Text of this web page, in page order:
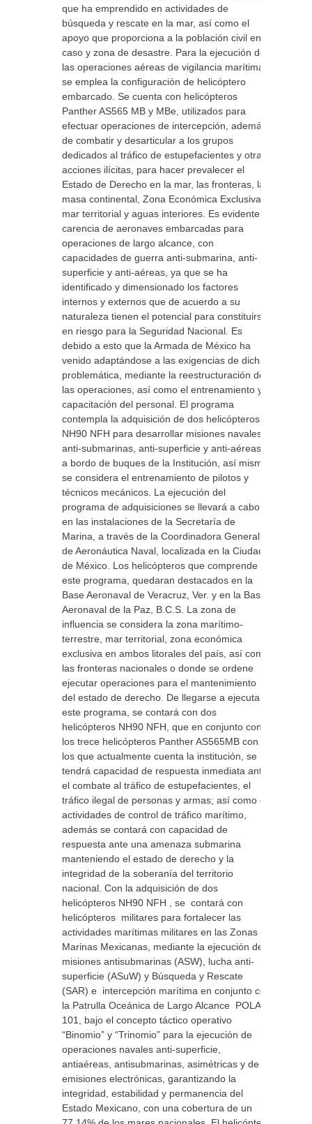
que ha emprendido en actividades de
búsqueda y rescate en la mar, así como el
apoyo que proporciona a la población civil en
caso y zona de desastre. Para la ejecución de
las operaciones aéreas de vigilancia marítima
se emplea la configuración de helicóptero
embarcado. Se cuenta con helicópteros
Panther AS565 MB y MBe, utilizados para
efectuar operaciones de intercepción, además
de combatir y desarticular a los grupos
dedicados al tráfico de estupefacientes y otras
acciones ilícitas, para hacer prevalecer el
Estado de Derecho en la mar, las fronteras, la
masa continental, Zona Económica Exclusiva,
mar territorial y aguas interiores. Es evidente la
carencia de aeronaves embarcadas para
operaciones de largo alcance, con
capacidades de guerra anti-submarina, anti-
superficie y anti-aéreas, ya que se ha
identificado y dimensionado los factores
internos y externos que de acuerdo a su
naturaleza tienen el potencial para constituirse
en riesgo para la Seguridad Nacional. Es
debido a esto que la Armada de México ha
venido adaptándose a las exigencias de dicha
problemática, mediante la reestructuración de
las operaciones, así como el entrenamiento y
capacitación del personal. El programa
contempla la adquisición de dos helicópteros
NH90 NFH para desarrollar misiones navales
anti-submarinas, anti-superficie y anti-aéreas,
a bordo de buques de la Institución, así mismo,
se considera el entrenamiento de pilotos y
técnicos mecánicos. La ejecución del
programa de adquisiciones se llevará a cabo
en las instalaciones de la Secretaría de
Marina, a través de la Coordinadora General
de Aeronáutica Naval, localizada en la Ciudad
de México. Los helicópteros que comprende
este programa, quedaran destacados en la
Base Aeronaval de Veracruz, Ver. y en la Base
Aeronaval de la Paz, B.C.S. La zona de
influencia se considera la zona marítimo-
terrestre, mar territorial, zona económica
exclusiva en ambos litorales del país, así como
las fronteras nacionales o donde se ordene
ejecutar operaciones para el mantenimiento
del estado de derecho. De llegarse a ejecutar
este programa, se contará con dos
helicópteros NH90 NFH, que en conjunto con
los trece helicópteros Panther AS565MB con
los que actualmente cuenta la institución, se
tendrá capacidad de respuesta inmediata ante
el combate al tráfico de estupefacientes, el
tráfico ilegal de personas y armas; así como en
actividades de control de tráfico marítimo,
además se contará con capacidad de
respuesta ante una amenaza submarina
manteniendo el estado de derecho y la
integridad de la soberanía del territorio
nacional. Con la adquisición de dos
helicópteros NH90 NFH , se contará con
helicópteros militares para fortalecer las
actividades marítimas militares en las Zonas
Marinas Mexicanas, mediante la ejecución de
misiones antisubmarinas (ASW), lucha anti-
superficie (ASuW) y Búsqueda y Rescate
(SAR) e intercepción marítima en conjunto con
la Patrulla Oceánica de Largo Alcance POLA
101, bajo el concepto táctico operativo
“Binomio” y “Trinomio” para la ejecución de
operaciones navales anti-superficie,
antiaéreas, antisubmarinas, asimétricas y de
emisiones electrónicas, garantizando la
integridad, estabilidad y permanencia del
Estado Mexicano, con una cobertura de un